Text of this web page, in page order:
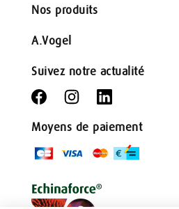
Nos produits
A.Vogel
Suivez notre actualité
Moyens de paiement